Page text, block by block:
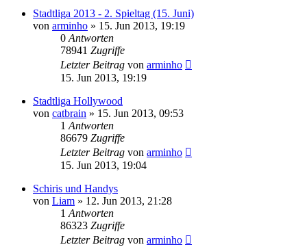
Stadtliga 2013 - 2. Spieltag (15. Juni)
von arminho » 15. Jun 2013, 19:19
0 Antworten
78941 Zugriffe
Letzter Beitrag von arminho
15. Jun 2013, 19:19
Stadtliga Hollywood
von catbrain » 15. Jun 2013, 09:53
1 Antworten
86679 Zugriffe
Letzter Beitrag von arminho
15. Jun 2013, 19:04
Schiris und Handys
von Liam » 12. Jun 2013, 21:28
1 Antworten
86323 Zugriffe
Letzter Beitrag von arminho